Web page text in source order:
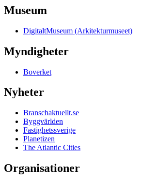
Museum
DigitaltMuseum (Arkitekturmuseet)
Myndigheter
Boverket
Nyheter
Branschaktuellt.se
Byggvärlden
Fastighetssverige
Planetizen
The Atlantic Cities
Organisationer